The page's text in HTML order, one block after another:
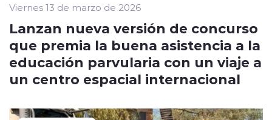
Viernes 13 de marzo de 2026
Lanzan nueva versión de concurso
que premia la buena asistencia a la
educación parvularia con un viaje a
un centro espacial internacional